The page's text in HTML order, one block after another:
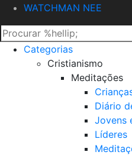
WATCHMAN NEE
Categorias
Cristianismo
Meditações
Diário
Jovens
Líderes